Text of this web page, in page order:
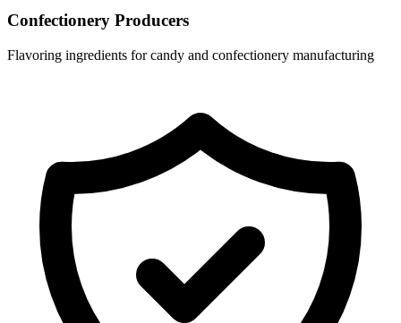
Confectionery Producers
Flavoring ingredients for candy and confectionery manufacturing